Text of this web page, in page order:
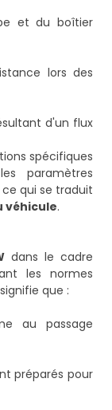
et du boîtier
lors des
d'un flux
spécifiques
paramètres
qui se traduit
véhicule.
dans le cadre
les normes
que :
au passage
préparés pour